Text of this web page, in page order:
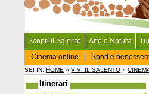
Scopri il Salento Arte e Natura
Cinema online
Sport e
SEI IN:HOME »VIVI IL SALENTO »
Itinerari